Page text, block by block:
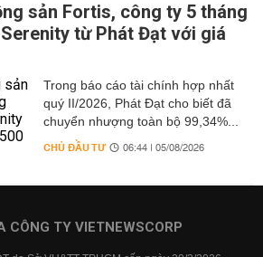
sản Fortis, công ty 5 tháng
từ Phát Đạt với giá
Trong báo cáo tài chính hợp nhất
quý II/2026, Phát Đạt cho biết đã
chuyển nhượng toàn bộ 99,34%...
CHỦ ĐẦU TƯ 06:44 | 05/08/2026
CÔNG TY VIETNEWSCORP